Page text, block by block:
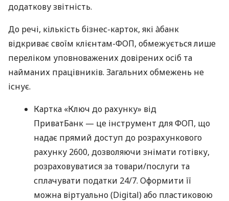
додаткову звітність.
До речі, кількість бізнес-карток, які àбанк
відкриває своїм клієнтам-ФОП, обмежується лише
переліком уповноважених довірених осіб та
найманих працівників. Загальних обмежень не
існує.
Картка «Ключ до рахунку» від
ПриватБанк — це інструмент для ФОП, що
надає прямий доступ до розрахункового
рахунку 2600, дозволяючи знімати готівку,
розраховуватися за товари/послуги та
сплачувати податки 24/7. Оформити її
можна віртуально (Digital) або пластиковою